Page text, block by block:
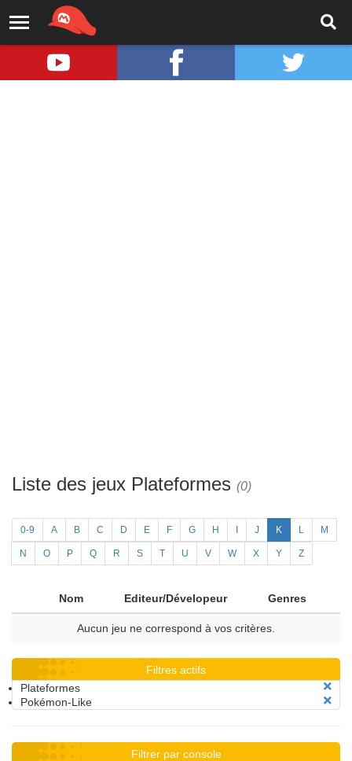
Liste des jeux Plateformes (0)
0-9 A B C D E F G H J K L M
N O P Q R S T U V W X Y Z
Nom Editeur/Dévelopeur Genres
Aucun jeu ne correspond à vos critères.
Filtres actifs
Plateformes
Pokémon-Like
Filtrer par console